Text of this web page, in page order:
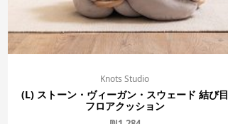
Knots Studio
(L) ストーン・ヴィーガン・スウェード 結び目
フロアクッション